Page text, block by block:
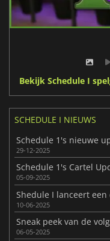
Bekijk Schedule I
SCHEDULE I NIEUWS
29-12-2025
05-09-2025
10-06-2025
06-05-2025